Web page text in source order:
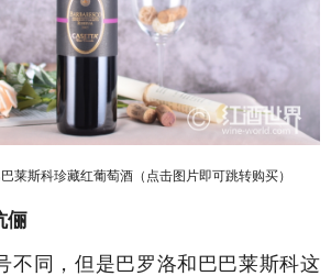
莱斯科珍藏红葡萄酒（点击图片即可跳转购买）
俪
不同，但是巴罗洛和巴巴莱斯科这